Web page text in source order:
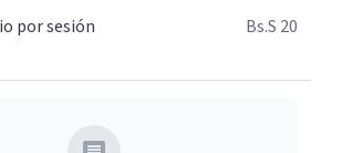
por sesión
Bs.S 20